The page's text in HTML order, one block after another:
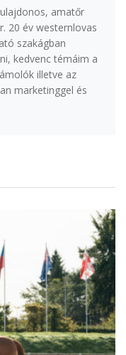
amatőr
20 év westernlovas
szakágban
kedvenc témáim a
illetve az
marketinggel és